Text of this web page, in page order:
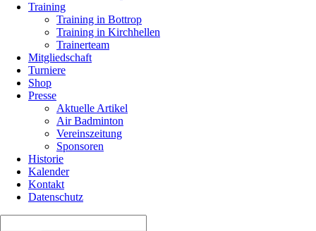
Training
Training in Bottrop
Training in Kirchhellen
Trainerteam
Mitgliedschaft
Turniere
Shop
Presse
Aktuelle Artikel
Air Badminton
Vereinszeitung
Sponsoren
Historie
Kalender
Kontakt
Datenschutz